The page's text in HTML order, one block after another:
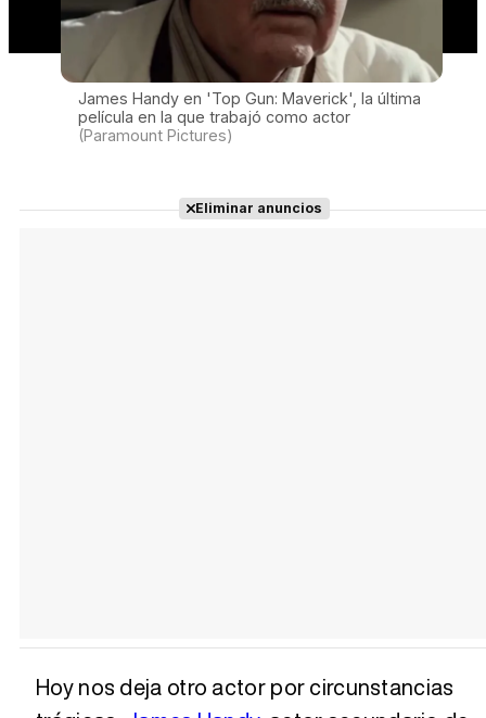
James Handy en 'Top Gun: Maverick', la última
película en la que trabajó como actor
(Paramount Pictures)
Eliminar anuncios
Hoy nos deja otro actor por circunstancias